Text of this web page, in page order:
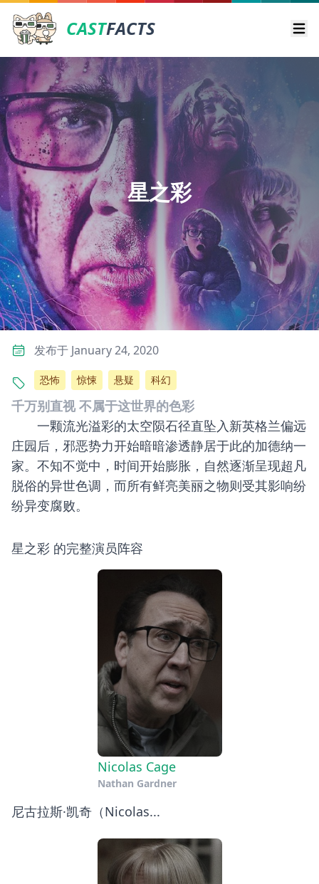
CASTFACTS
星之彩
千万别直视 不属于这世界的色彩
一颗流光溢彩的太空陨石径直坠入新英格兰偏远
庄园后，邪恶势力开始暗暗渗透静居于此的加德纳一
家。不知不觉中，时间开始膨胀，自然逐渐呈现超凡
脱俗的异世色调，而所有鲜亮美丽之物则受其影响纷
纷异变腐败。
星之彩 的完整演员阵容
Nicolas Cage
Nathan Gardner
尼古拉斯·凯奇（Nicolas...
发布于 January 24, 2020
恐怖 惊悚 悬疑 科幻